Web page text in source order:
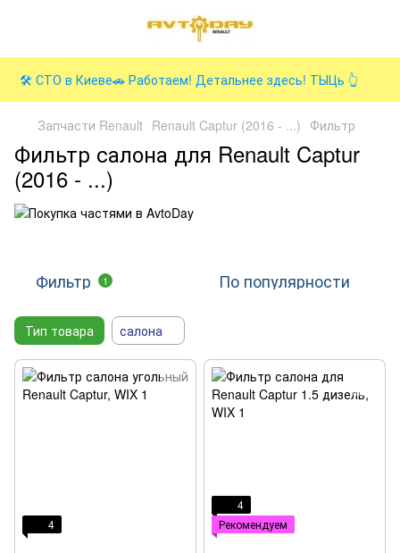
🛠️ СТО в Киеве🚗 Работаем! Детальнее здесь! ТЫЦь 👆
Запчасти Renault Renault Captur (2016 - ...) Фильтр
Фильтр салона для Renault Captur
(2016 - ...)
Фильтр 1 По популярности
Тип товара салона
4
4
Рекомендуем